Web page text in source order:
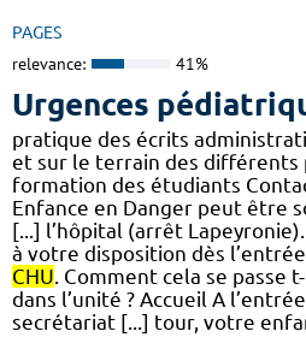
PAGES
relevance: 41%
Urgences
pratique des écrits
et sur le terrain des différents
formation des étudiants
Enfance en Danger peut être
[...] l’hôpital (arrêt
à votre disposition dès
CHU . Comment cela se passe
dans l’unité ? Accueil A
secrétariat [...] tour, votre